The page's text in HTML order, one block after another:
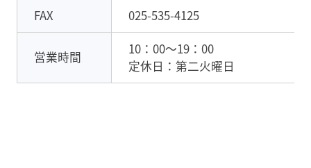
FAX
025-535-4125
営業時間
10：00～19：00
定休日：第二火曜日